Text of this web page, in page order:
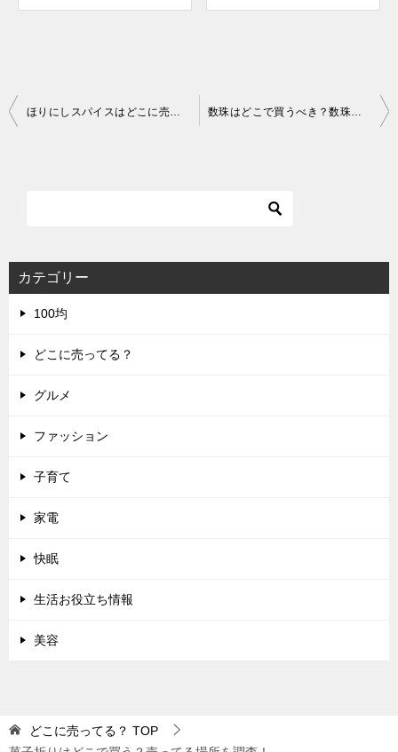
投
シ
ョ
ほりにしスパイスはどこに売ってる？販売店や使い方のレシピをご紹介！ 数珠はどこで買うべき？数珠の入手方法と修理先ガイド
カテゴリー
100均
どこに売ってる？
グルメ
ファッション
子育て
家電
快眠
生活お役立ち情報
美容
どこに売ってる？ TOP